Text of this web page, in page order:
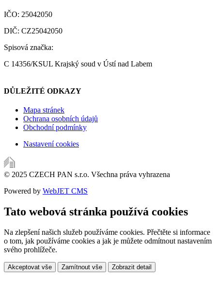
IČO: 25042050
DIČ: CZ25042050
Spisová značka:
C 14356/KSUL Krajský soud v Ústí nad Labem
DŮLEŽITÉ ODKAZY
Mapa stránek
Ochrana osobních údajů
Obchodní podmínky
Nastavení cookies
© 2025 CZECH PAN s.r.o. Všechna práva vyhrazena
Powered by WebJET CMS
Tato webová stránka používá cookies
Na zlepšení našich služeb používáme cookies. Přečtěte si informace
o tom, jak používáme cookies a jak je můžete odmítnout nastavením
svého prohlížeče.
Akceptovat vše Zamítnout vše Zobrazit detail